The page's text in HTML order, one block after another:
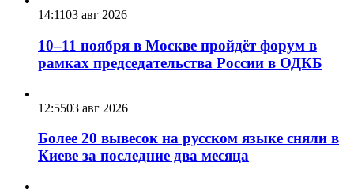
14:1103 авг 2026
10–11 ноября в Москве пройдёт форум в
рамках председательства России в ОДКБ
12:5503 авг 2026
Более 20 вывесок на русском языке сняли в
Киеве за последние два месяца